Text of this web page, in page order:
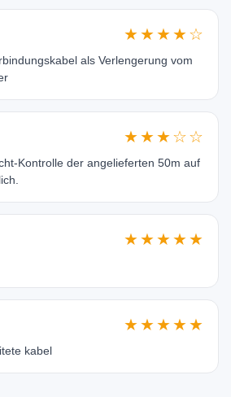
★★★★☆
als Verlengerung vom
★★★☆☆
Kontrolle der angelieferten 50m auf
★★★★★
★★★★★
kabel